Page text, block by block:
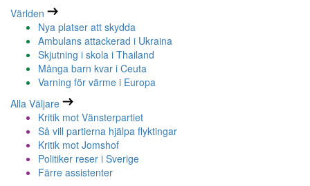
Världen
Nya platser att skydda
Ambulans attackerad i Ukraina
Skjutning i skola i Thailand
Många barn kvar i Ceuta
Varning för värme i Europa
Alla Väljare
Kritik mot Vänsterpartiet
Så vill partierna hjälpa flyktingar
Kritik mot Jomshof
Politiker reser i Sverige
Färre assistenter